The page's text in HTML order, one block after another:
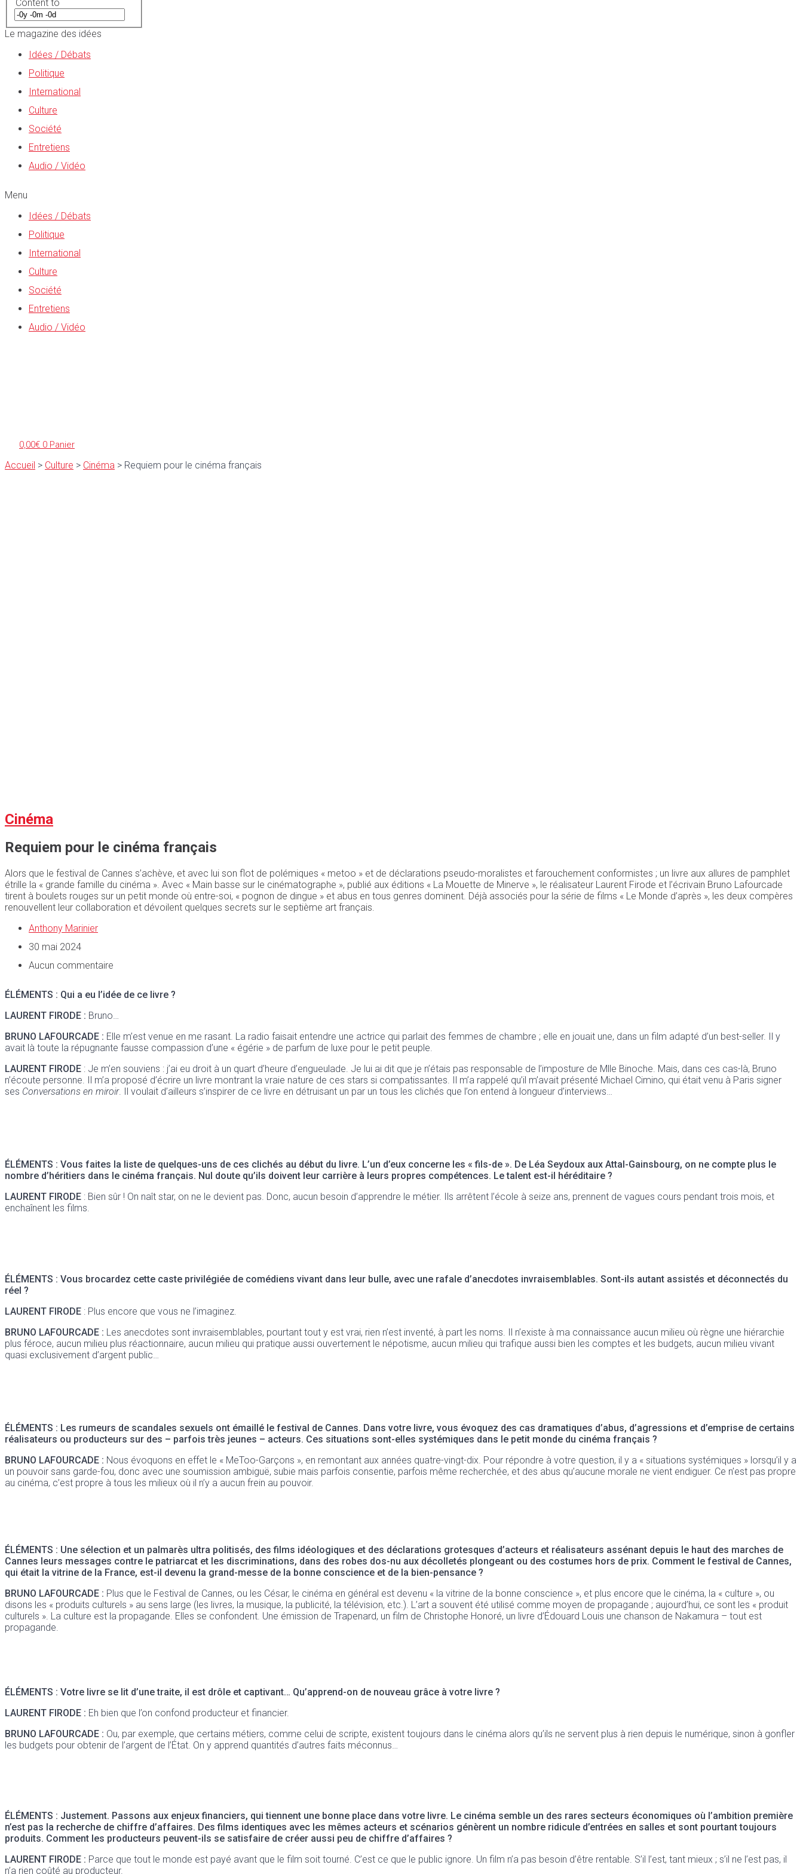
Content to
Le magazine des idées
Idées / Débats
Politique
International
Culture
Société
Entretiens
Audio / Vidéo
Menu
Idées / Débats
Politique
International
Culture
Société
Entretiens
Audio / Vidéo
0,00€ 0 Panier
Accueil > Culture > Cinéma > Requiem pour le cinéma français
Cinéma
Requiem pour le cinéma français
Alors que le festival de Cannes s’achève, et avec lui son flot de polémiques « metoo » et de déclarations pseudo-moralistes et farouchement conformistes ; un livre aux allures de pamphlet
étrille la « grande famille du cinéma ». Avec « Main basse sur le cinématographe », publié aux éditions « La Mouette de Minerve », le réalisateur Laurent Firode et l’écrivain Bruno Lafourcade
tirent à boulets rouges sur un petit monde où entre-soi, « pognon de dingue » et abus en tous genres dominent. Déjà associés pour la série de films « Le Monde d’après », les deux compères
renouvellent leur collaboration et dévoilent quelques secrets sur le septième art français.
Anthony Marinier
30 mai 2024
Aucun commentaire
ÉLÉMENTS : Qui a eu l’idée de ce livre ?
LAURENT FIRODE : Bruno…
BRUNO LAFOURCADE : Elle m’est venue en me rasant. La radio faisait entendre une actrice qui parlait des femmes de chambre ; elle en jouait une, dans un film adapté d’un best-seller. Il y
avait là toute la répugnante fausse compassion d’une « égérie » de parfum de luxe pour le petit peuple.
LAURENT FIRODE : Je m’en souviens : j’ai eu droit à un quart d’heure d’engueulade. Je lui ai dit que je n’étais pas responsable de l’imposture de Mlle Binoche. Mais, dans ces cas-là, Bruno
n’écoute personne. Il m’a proposé d’écrire un livre montrant la vraie nature de ces stars si compatissantes. Il m’a rappelé qu’il m’avait présenté Michael Cimino, qui était venu à Paris signer
ses Conversations en miroir. Il voulait d’ailleurs s’inspirer de ce livre en détruisant un par un tous les clichés que l’on entend à longueur d’interviews…
ÉLÉMENTS : Vous faites la liste de quelques-uns de ces clichés au début du livre. L’un d’eux concerne les « fils-de ». De Léa Seydoux aux Attal-Gainsbourg, on ne compte plus le
nombre d’héritiers dans le cinéma français. Nul doute qu’ils doivent leur carrière à leurs propres compétences. Le talent est-il héréditaire ?
LAURENT FIRODE : Bien sûr ! On naît star, on ne le devient pas. Donc, aucun besoin d’apprendre le métier. Ils arrêtent l’école à seize ans, prennent de vagues cours pendant trois mois, et
enchaînent les films.
ÉLÉMENTS : Vous brocardez cette caste privilégiée de comédiens vivant dans leur bulle, avec une rafale d’anecdotes invraisemblables. Sont-ils autant assistés et déconnectés du
réel ?
LAURENT FIRODE : Plus encore que vous ne l’imaginez.
BRUNO LAFOURCADE : Les anecdotes sont invraisemblables, pourtant tout y est vrai, rien n’est inventé, à part les noms. Il n’existe à ma connaissance aucun milieu où règne une hiérarchie
plus féroce, aucun milieu plus réactionnaire, aucun milieu qui pratique aussi ouvertement le népotisme, aucun milieu qui trafique aussi bien les comptes et les budgets, aucun milieu vivant
quasi exclusivement d’argent public…
ÉLÉMENTS : Les rumeurs de scandales sexuels ont émaillé le festival de Cannes. Dans votre livre, vous évoquez des cas dramatiques d’abus, d’agressions et d’emprise de certains
réalisateurs ou producteurs sur des – parfois très jeunes – acteurs. Ces situations sont-elles systémiques dans le petit monde du cinéma français ?
BRUNO LAFOURCADE : Nous évoquons en effet le « MeToo-Garçons », en remontant aux années quatre-vingt-dix. Pour répondre à votre question, il y a « situations systémiques » lorsqu’il y a
un pouvoir sans garde-fou, donc avec une soumission ambiguë, subie mais parfois consentie, parfois même recherchée, et des abus qu’aucune morale ne vient endiguer. Ce n’est pas propre
au cinéma, c’est propre à tous les milieux où il n’y a aucun frein au pouvoir.
ÉLÉMENTS : Une sélection et un palmarès ultra politisés, des films idéologiques et des déclarations grotesques d’acteurs et réalisateurs assénant depuis le haut des marches de
Cannes leurs messages contre le patriarcat et les discriminations, dans des robes dos-nu aux décolletés plongeant ou des costumes hors de prix. Comment le festival de Cannes,
qui était la vitrine de la France, est-il devenu la grand-messe de la bonne conscience et de la bien-pensance ?
BRUNO LAFOURCADE : Plus que le Festival de Cannes, ou les César, le cinéma en général est devenu « la vitrine de la bonne conscience », et plus encore que le cinéma, la « culture », ou
disons les « produits culturels » au sens large (les livres, la musique, la publicité, la télévision, etc.). L’art a souvent été utilisé comme moyen de propagande ; aujourd’hui, ce sont les « produit
culturels ». La culture est la propagande. Elles se confondent. Une émission de Trapenard, un film de Christophe Honoré, un livre d’Édouard Louis une chanson de Nakamura – tout est
propagande.
ÉLÉMENTS : Votre livre se lit d’une traite, il est drôle et captivant… Qu’apprend-on de nouveau grâce à votre livre ?
LAURENT FIRODE : Eh bien que l’on confond producteur et financier.
BRUNO LAFOURCADE : Ou, par exemple, que certains métiers, comme celui de scripte, existent toujours dans le cinéma alors qu’ils ne servent plus à rien depuis le numérique, sinon à gonfler
les budgets pour obtenir de l’argent de l’État. On y apprend quantités d’autres faits méconnus…
ÉLÉMENTS : Justement. Passons aux enjeux financiers, qui tiennent une bonne place dans votre livre. Le cinéma semble un des rares secteurs économiques où l’ambition première
n’est pas la recherche de chiffre d’affaires. Des films identiques avec les mêmes acteurs et scénarios génèrent un nombre ridicule d’entrées en salles et sont pourtant toujours
produits. Comment les producteurs peuvent-ils se satisfaire de créer aussi peu de chiffre d’affaires ?
LAURENT FIRODE : Parce que tout le monde est payé avant que le film soit tourné. C’est ce que le public ignore. Un film n’a pas besoin d’être rentable. S’il l’est, tant mieux ; s’il ne l’est pas, il
n’a rien coûté au producteur.